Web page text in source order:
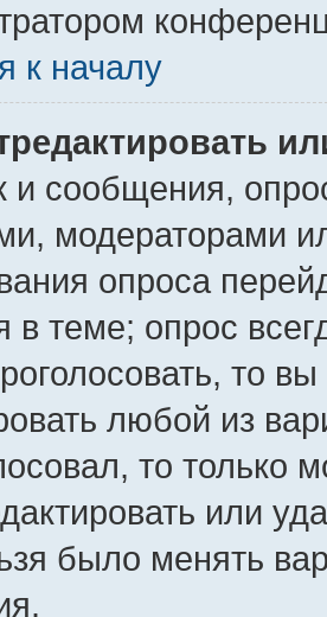
к началу
и сообщения,
модераторами
опроса
в теме; опрос
то
любой из
то только
или
было менять